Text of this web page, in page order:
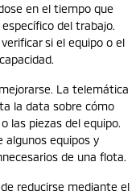
en el tiempo que
del trabajo.
si el equipo o el
La telemática
la data sobre cómo
las piezas del equipo.
algunos equipos y
de una flota.
reducirse mediante el